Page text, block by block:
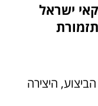
ישראל
היצירה